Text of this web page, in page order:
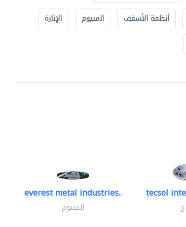
أنظمة الأسقف المنيوم
الإنارة
everest metal industries..
المنيوم
tecsol